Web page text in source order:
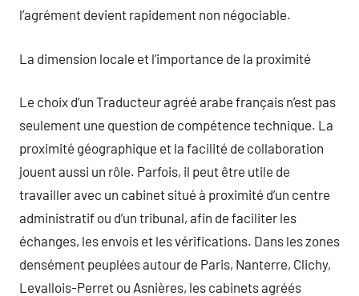
l’agrément devient rapidement non négociable.
La dimension locale et l’importance de la proximité
Le choix d’un Traducteur agréé arabe français n’est pas
seulement une question de compétence technique. La
proximité géographique et la facilité de collaboration
jouent aussi un rôle. Parfois, il peut être utile de
travailler avec un cabinet situé à proximité d’un centre
administratif ou d’un tribunal, afin de faciliter les
échanges, les envois et les vérifications. Dans les zones
densément peuplées autour de Paris, Nanterre, Clichy,
Levallois-Perret ou Asnières, les cabinets agréés